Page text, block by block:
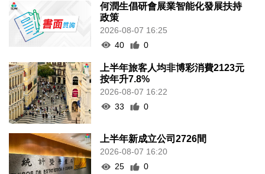
何潤生倡研會展業智能化發展扶持
政策
2026-08-07 16:25
40
0
上半年旅客人均非博彩消費2123元
按年升7.8%
2026-08-07 16:22
33
0
上半年新成立公司2726間
2026-08-07 16:20
25
0